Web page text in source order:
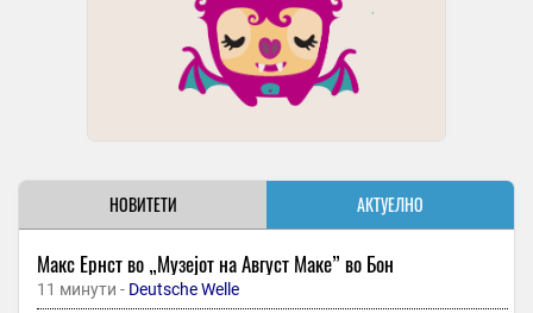
НОВИТЕТИ АКТУЕЛНО
Макс Ернст во „Музејот на Август Маке” во Бон
11 минути - Deutsche Welle